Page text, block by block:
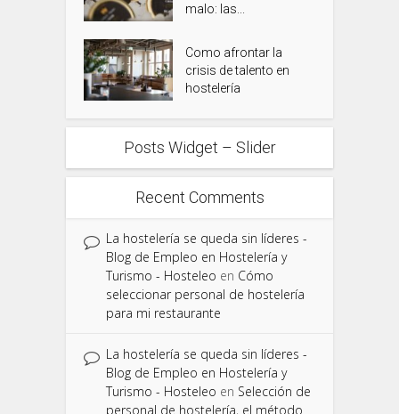
malo: las...
Como afrontar la
crisis de talento en
hostelería
Posts Widget – Slider
Recent Comments
La hostelería se queda sin líderes -
Blog de Empleo en Hostelería y
Turismo - Hosteleo en Cómo
seleccionar personal de hostelería
para mi restaurante
La hostelería se queda sin líderes -
Blog de Empleo en Hostelería y
Turismo - Hosteleo en Selección de
personal de hostelería, el método